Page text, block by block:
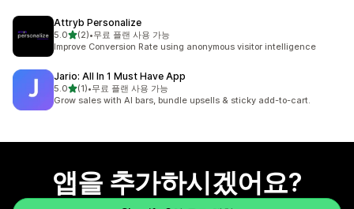
Attryb Personalize
5.0별 5개 중
(2)
총 리뷰 2개
•무료 플랜 사용 가능
Improve Conversion Rate using anonymous visitor intelligence
Jario: All In 1 Must Have App
5.0별 5개 중
(1)
총 리뷰 1개
•무료 플랜 사용 가능
Grow sales with AI bars, bundle upsells & sticky add-to-cart.
앱을 추가하시겠어요?